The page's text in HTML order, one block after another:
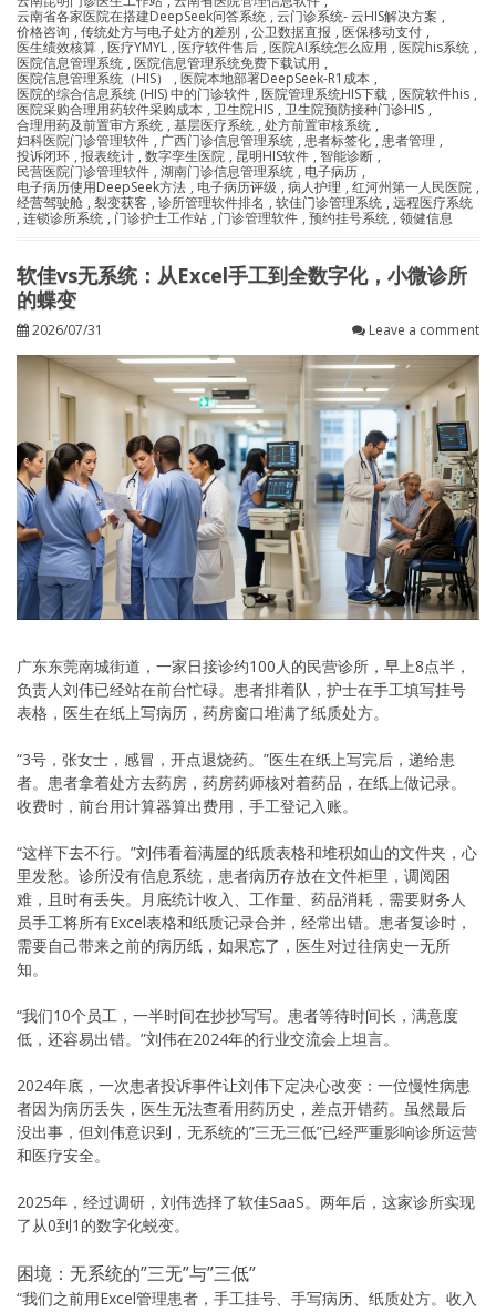
云南省各家医院在搭建DeepSeek问答系统 , 云门诊系统- 云HIS解决方案 ,
价格咨询 , 传统处方与电子处方的差别 , 公卫数据直报 , 医保移动支付 ,
医生绩效核算 , 医疗YMYL , 医疗软件售后 , 医院AI系统怎么应用 , 医院his系统 ,
医院信息管理系统 , 医院信息管理系统免费下载试用 ,
医院信息管理系统（HIS）
, 医院本地部署DeepSeek-R1成本 ,
医院的综合信息系统 (HIS) 中的门诊软件 , 医院管理系统HIS下载 , 医院软件his ,
医院采购合理用药软件采购成本 , 卫生院HIS , 卫生院预防接种门诊HIS ,
合理用药及前置审方系统 , 基层医疗系统 , 处方前置审核系统 ,
妇科医院门诊管理软件 , 广西门诊信息管理系统 , 患者标签化 , 患者管理 ,
投诉闭环 , 报表统计 , 数字孪生医院 , 昆明HIS软件 , 智能诊断 ,
民营医院门诊管理软件 , 湖南门诊信息管理系统 , 电子病历 ,
电子病历使用DeepSeek方法 , 电子病历评级 , 病人护理 , 红河州第一人民医院 ,
经营驾驶舱 , 裂变获客 , 诊所管理软件排名 , 软佳门诊管理系统 , 远程医疗系统
, 连锁诊所系统 , 门诊护士工作站 , 门诊管理软件 , 预约挂号系统 , 领健信息
软佳vs无系统：从Excel手工到全数字化，小微诊所
的蝶变
2026/07/31 Leave a comment
广东东莞南城街道，一家日接诊约100人的民营诊所，早上8点半，
负责人刘伟已经站在前台忙碌。患者排着队，护士在手工填写挂号
表格，医生在纸上写病历，药房窗口堆满了纸质处方。
“3号，张女士，感冒，开点退烧药。”医生在纸上写完后，递给患
者。患者拿着处方去药房，药房药师核对着药品，在纸上做记录。
收费时，前台用计算器算出费用，手工登记入账。
“这样下去不行。”刘伟看着满屋的纸质表格和堆积如山的文件夹，心
里发愁。诊所没有信息系统，患者病历存放在文件柜里，调阅困
难，且时有丢失。月底统计收入、工作量、药品消耗，需要财务人
员手工将所有Excel表格和纸质记录合并，经常出错。患者复诊时，
需要自己带来之前的病历纸，如果忘了，医生对过往病史一无所
知。
“我们10个员工，一半时间在抄抄写写。患者等待时间长，满意度
低，还容易出错。”刘伟在2024年的行业交流会上坦言。
2024年底，一次患者投诉事件让刘伟下定决心改变：一位慢性病患
者因为病历丢失，医生无法查看用药历史，差点开错药。虽然最后
没出事，但刘伟意识到，无系统的”三无三低”已经严重影响诊所运营
和医疗安全。
2025年，经过调研，刘伟选择了软佳SaaS。两年后，这家诊所实现
了从0到1的数字化蜕变。
困境：无系统的”三无”与”三低”
“我们之前用Excel管理患者，手工挂号、手写病历、纸质处方。收入